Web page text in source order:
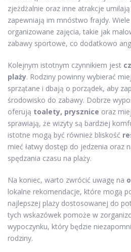
zjeżdżalnie oraz inne atrakcje
zapewniają im mnóstwo frajdy.
organizowane zajęcia, takie jak
zabawy sportowe, co dodatkowo
Kolejnym istotnym czynnikiem jest
plaży. Rodziny powinny wybierać
sprzątane i dbają o porządek, aby
środowisko do zabawy. Dobrze
oferują toalety, prysznice oraz
sprawiają, że wizyty są bardziej
istotne mogą być również bliskość
mieć łatwy dostęp do jedzenia oraz
spędzania czasu na plaży.
Na koniec, warto zwrócić uwagę na
lokalne rekomendacje, które mogą
najlepszej plaży dostosowanej do
tych wskazówek pomoże w
wypoczynku, który będzie
rodziny.